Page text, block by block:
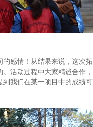
感情！从结果来说，这次
活动过程中大家精诚合作
们在某一项目中的成绩